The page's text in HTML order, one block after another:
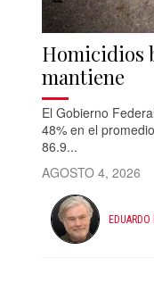
Homicidios
mantiene
El Gobierno
48% en el
86.9...
AGOSTO 4, 2026